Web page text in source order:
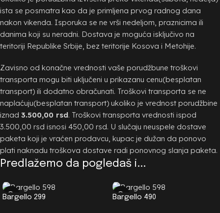
ista se posmatra kao da je primljena prvog radnog dana
nakon vikenda. Isporuka se ne vrši nedeljom, praznicima ili
danima koji su neradni. Dostava je moguća isključivo na
teritoriji Republike Srbije, bez teritorije Kosova i Metohije.
Zavisno od konačne vrednosti vaše porudžbune troškovi
transporta mogu biti uključeni u prikazanu cenu(besplatan
transport) ili dodatno obračunati. Troškovi transporta se ne
naplaćuju(besplatan transport) ukoliko je vrednost porudžbine
iznad 3.500,00 rsd. Troškovi transporta vrednosti ispod
3.500,00 rsd isnosi 450,00 rsd. U slučaju neuspele dostave
paketa koji je vraćen prodavcu, kupac je dužan da ponovo
plati naknadu troškova dostave radi ponovnog slanja paketa.
Predlažemo da pogledaš i...
Bargello 299 Bargello 490